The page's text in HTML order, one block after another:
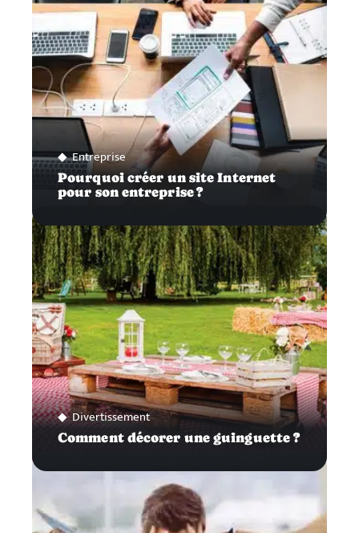
Entreprise
Pourquoi créer un site Internet
pour son entreprise ?
Divertissement
Comment décorer une guinguette ?